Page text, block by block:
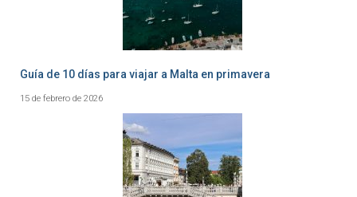
Guía de 10 días para viajar a Malta en primavera
15 de febrero de 2026